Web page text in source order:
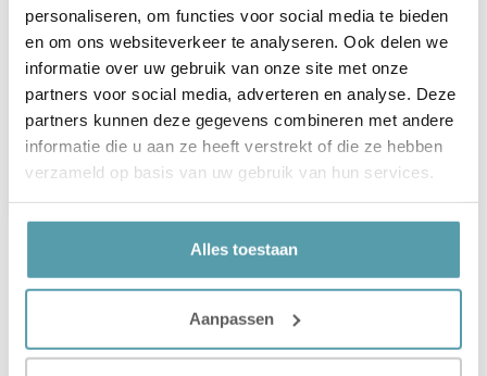
personaliseren, om functies voor social media te bieden
en om ons websiteverkeer te analyseren. Ook delen we
informatie over uw gebruik van onze site met onze
partners voor social media, adverteren en analyse. Deze
partners kunnen deze gegevens combineren met andere
informatie die u aan ze heeft verstrekt of die ze hebben
verzameld op basis van uw gebruik van hun services.
Alles toestaan
Aanpassen
Verstuur
Volgende